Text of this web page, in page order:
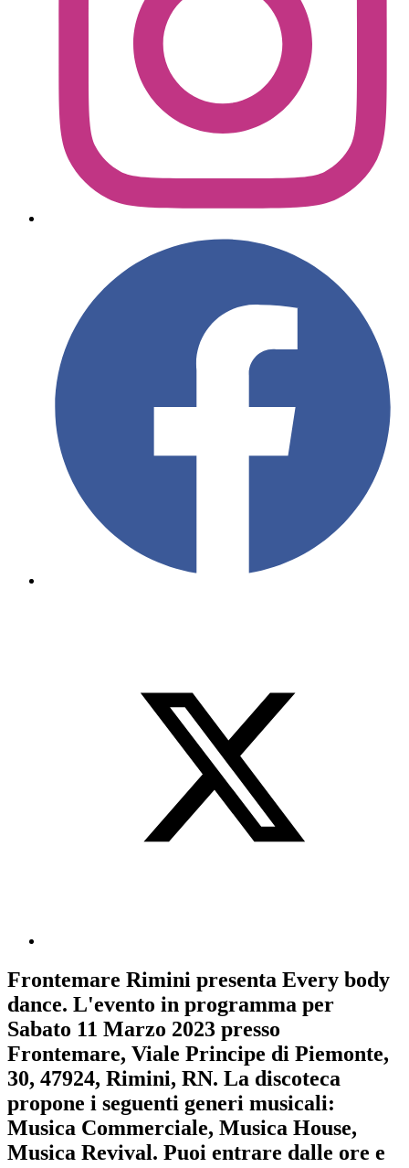
Frontemare Rimini presenta Every body
dance. L'evento in programma per
Sabato 11 Marzo 2023 presso
Frontemare, Viale Principe di Piemonte,
30, 47924, Rimini, RN. La discoteca
propone i seguenti generi musicali:
Musica Commerciale, Musica House,
Musica Revival. Puoi entrare dalle ore e